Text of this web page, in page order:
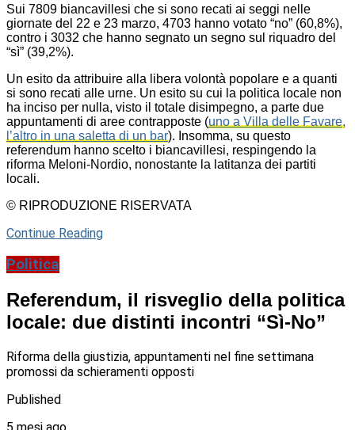
Sui 7809 biancavillesi che si sono recati ai seggi nelle
giornate del 22 e 23 marzo, 4703 hanno votato “no” (60,8%),
contro i 3032 che hanno segnato un segno sul riquadro del
“sì” (39,2%).
Un esito da attribuire alla libera volontà popolare e a quanti
si sono recati alle urne. Un esito su cui la politica locale non
ha inciso per nulla, visto il totale disimpegno, a parte due
appuntamenti di aree contrapposte (uno a Villa delle Favare,
l’altro in una saletta di un bar). Insomma, su questo
referendum hanno scelto i biancavillesi, respingendo la
riforma Meloni-Nordio, nonostante la latitanza dei partiti
locali.
© RIPRODUZIONE RISERVATA
Continue Reading
Politica
Referendum, il risveglio della politica
locale: due distinti incontri “Sì-No”
Riforma della giustizia, appuntamenti nel fine settimana
promossi da schieramenti opposti
Published
5 mesi ago